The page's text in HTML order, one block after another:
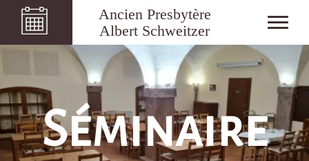
Ancien Presbytère
Albert Schweitzer
Séminaire